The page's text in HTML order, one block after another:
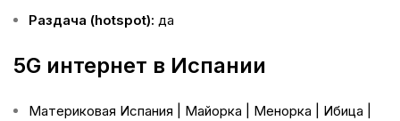
Раздача (hotspot): да
5G интернет в Испании
Материковая Испания | Майорка | Менорка | Ибица |